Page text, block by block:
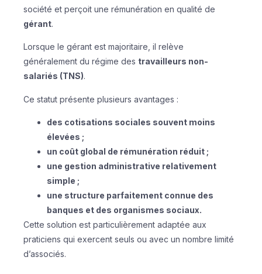
société et perçoit une rémunération en qualité de
gérant.
Lorsque le gérant est majoritaire, il relève
généralement du régime des travailleurs non-
salariés (TNS).
Ce statut présente plusieurs avantages :
des cotisations sociales souvent moins
élevées ;
un coût global de rémunération réduit ;
une gestion administrative relativement
simple ;
une structure parfaitement connue des
banques et des organismes sociaux.
Cette solution est particulièrement adaptée aux
praticiens qui exercent seuls ou avec un nombre limité
d’associés.